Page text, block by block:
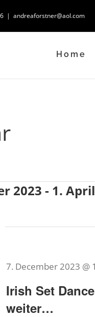
| andreaforstner@aol.com
Home
2023 - 1.
Irish Set
weiter…
7. December 2023 @